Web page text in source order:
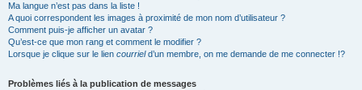
Ma langue n’est pas dans la liste !
A quoi correspondent les images à proximité de mon nom d’utilisateur ?
Comment puis-je afficher un avatar ?
Qu’est-ce que mon rang et comment le modifier ?
Lorsque je clique sur le lien courrield’un membre, on me demande de me connecter !?
Problèmes liés à la publication de messages